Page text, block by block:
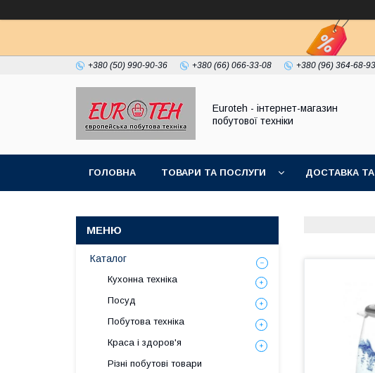
+380 (50) 990-90-36 +380 (66) 066-33-08 +380 (96) 364-68-93
Euroteh - інтернет-магазин
побутової техніки
ГОЛОВНА ТОВАРИ ТА ПОСЛУГИ ДОСТАВКА
Каталог
Кухонна техніка
Посуд
Побутова техніка
Краса і здоров'я
Різні побутові товари